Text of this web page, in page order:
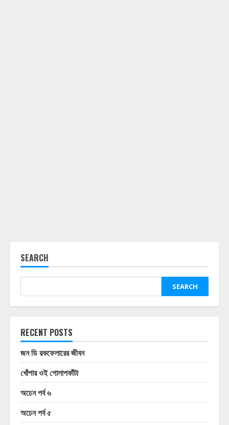
SEARCH
SEARCH
RECENT POSTS
জন ডি রকফেলারের জীবন
খোঁপার ওই গোলাপকাঁটা
অচেন পর্ব ৬
অচেন পর্ব ৫